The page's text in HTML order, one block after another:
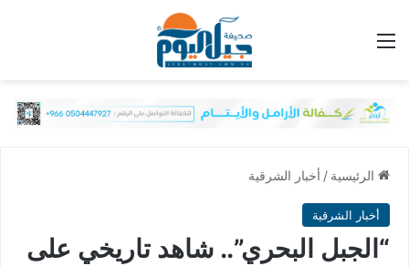
الرئيسية / أخبار الشرقية
أخبار الشرقية
“الجبل البحري”.. شاهد تاريخي على